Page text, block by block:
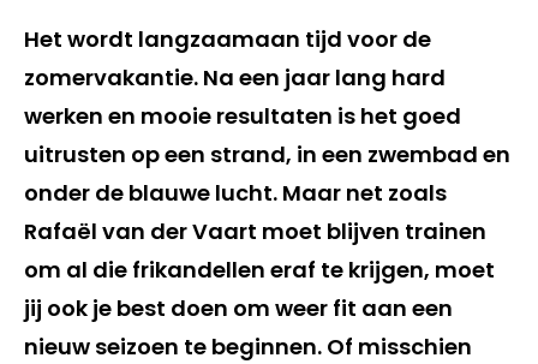
Het wordt langzaamaan tijd voor de
zomervakantie. Na een jaar lang hard
werken en mooie resultaten is het goed
uitrusten op een strand, in een zwembad en
onder de blauwe lucht. Maar net zoals
Rafaël van der Vaart moet blijven trainen
om al die frikandellen eraf te krijgen, moet
jij ook je best doen om weer fit aan een
nieuw seizoen te beginnen. Of misschien